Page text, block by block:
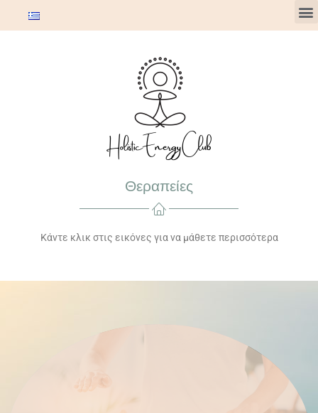
Θεραπείες
Κάντε κλικ στις εικόνες για να μάθετε περισσότερα
To Ρέικι είναι μια παραδοσιακή Ιαπωνική
ενεργειακή θεραπεία. Προέρχεται από